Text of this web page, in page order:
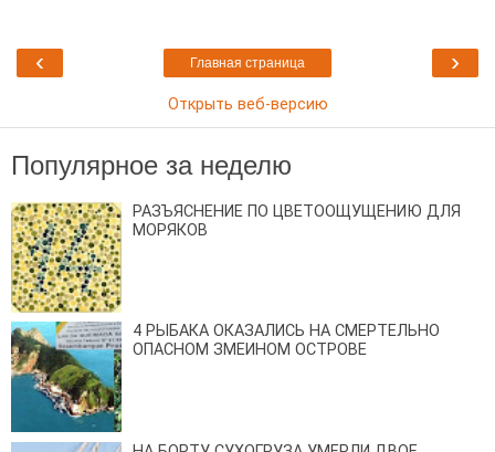
‹ ›
Главная страница
Открыть веб-версию
Популярное за неделю
РАЗЪЯСНЕНИЕ ПО ЦВЕТООЩУЩЕНИЮ ДЛЯ
МОРЯКОВ
4 РЫБАКА ОКАЗАЛИСЬ НА СМЕРТЕЛЬНО
ОПАСНОМ ЗМЕИНОМ ОСТРОВЕ